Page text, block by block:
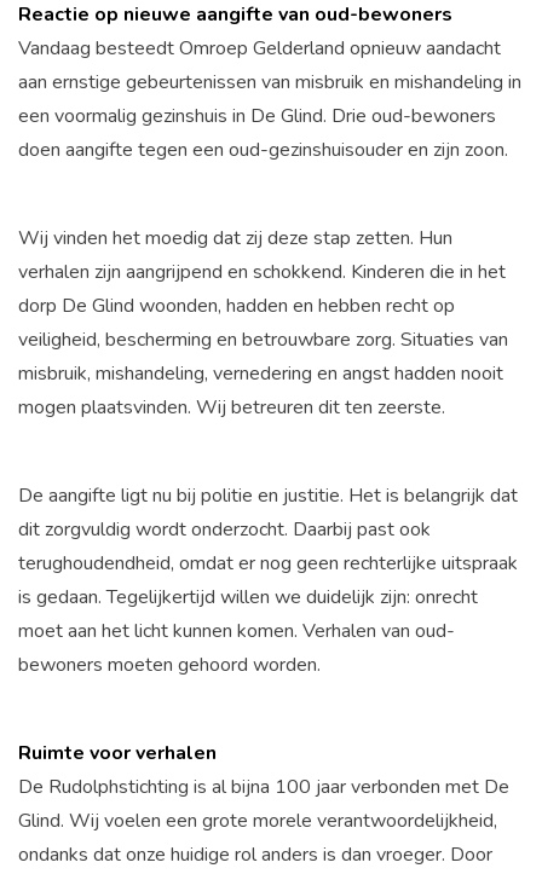
Reactie op nieuwe aangifte van oud-bewoners
Vandaag besteedt Omroep Gelderland opnieuw aandacht
aan ernstige gebeurtenissen van misbruik en mishandeling in
een voormalig gezinshuis in De Glind. Drie oud-bewoners
doen aangifte tegen een oud-gezinshuisouder en zijn zoon.
Wij vinden het moedig dat zij deze stap zetten. Hun
verhalen zijn aangrijpend en schokkend. Kinderen die in het
dorp De Glind woonden, hadden en hebben recht op
veiligheid, bescherming en betrouwbare zorg. Situaties van
misbruik, mishandeling, vernedering en angst hadden nooit
mogen plaatsvinden. Wij betreuren dit ten zeerste.
De aangifte ligt nu bij politie en justitie. Het is belangrijk dat
dit zorgvuldig wordt onderzocht. Daarbij past ook
terughoudendheid, omdat er nog geen rechterlijke uitspraak
is gedaan. Tegelijkertijd willen we duidelijk zijn: onrecht
moet aan het licht kunnen komen. Verhalen van oud-
bewoners moeten gehoord worden.
Ruimte voor verhalen
De Rudolphstichting is al bijna 100 jaar verbonden met De
Glind. Wij voelen een grote morele verantwoordelijkheid,
ondanks dat onze huidige rol anders is dan vroeger. Door